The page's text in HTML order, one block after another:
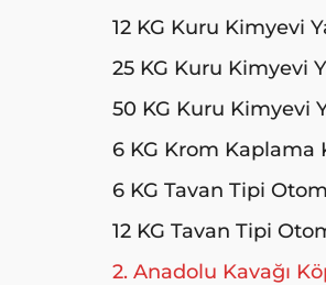
12 KG Kuru Kimyevi
25 KG Kuru Kimyevi
50 KG Kuru Kimyevi
6 KG Krom Kaplama
6 KG Tavan Tipi
12 KG Tavan Tipi
2. Anadolu Kavağı